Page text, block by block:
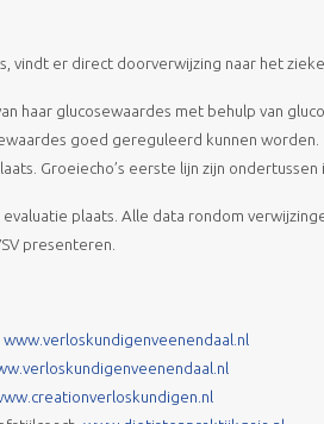
vindt er direct doorverwijzing naar het
haar glucosewaardes met behulp van
goed gereguleerd kunnen
Groeiecho’s eerste lijn zijn ondertussen
plaats. Alle data rondom
presenteren.
www.verloskundigenveenendaal.nl